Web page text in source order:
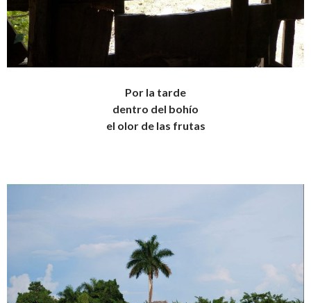
Por la tarde
dentro del bohío
el olor de las frutas